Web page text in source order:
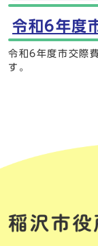
令和6年度
令和6年度市交際
す。